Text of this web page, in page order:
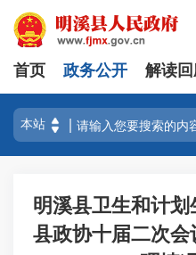
首页 政务公开 解读
明溪县卫生和计划
县政协十届二次